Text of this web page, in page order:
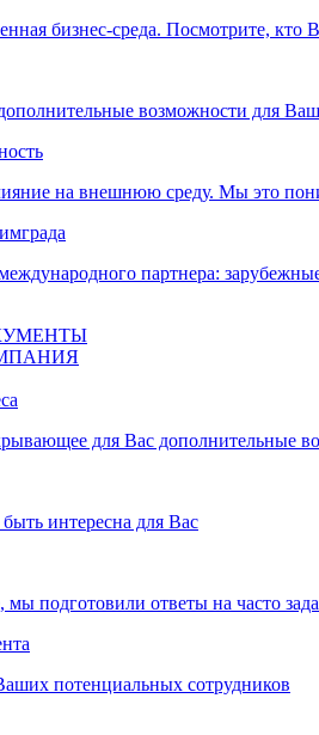
бизнес-среда. Посмотрите, кто
возможности для
на внешнюю среду. Мы это
партнера:
для Вас дополнительные
интересна для Вас
подготовили ответы на часто
потенциальных сотрудников